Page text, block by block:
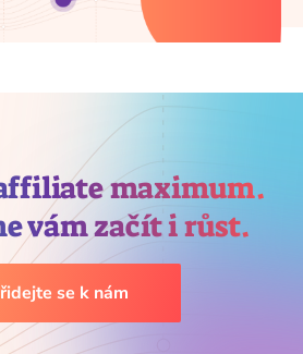
maximum.
vám začít i růst.
se k nám